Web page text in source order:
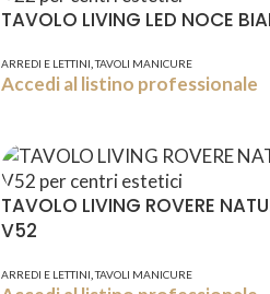
TAVOLO LIVING LED NOCE
ARREDI E LETTINI TAVOLI MANICURE
Accedi al listino professionale
TAVOLO LIVING ROVERE
V52
ARREDI E LETTINI TAVOLI MANICURE